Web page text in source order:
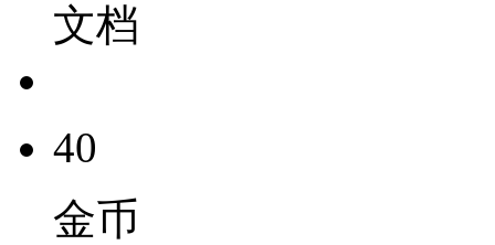
文档
40
金币